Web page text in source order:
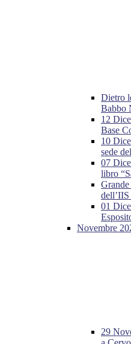
Dietro
Babbo
12
Base
10
sede
07
libro
01
Novembre
29